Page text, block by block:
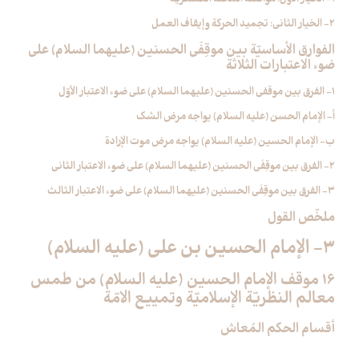
2- الخيار الثاني: تجميد الحركة وإيقاف العمل
الفوارق الأساسيّة بين موقِفَي الحسنين (عليهما السلام) على
ضوء الاعتبارات الثلاثة
1- الفرق بين موقفي الحسنين (عليهما السلام) على ضوء الاعتبار الأوّل
أ- الإمام الحسن (عليه السلام) يواجه مرض الشك
ب- الإمام الحسين (عليه السلام) يواجه مرض موت الإرادة
2- الفرق بين موقِفَي الحسنين (عليهما السلام) على ضوء الاعتبار الثاني
3- الفرق بين موقِفَي الحسنين (عليهما السلام) على ضوء الاعتبار الثالث
ملخّص القول
3- الإمام الحسين بن علي (عليه السلام)
16 موقف الإمام الحسين (عليه السلام) من طمس
معالم النظريّة الإسلاميّة وتمييع الامّة
أقسام الحكم المُعاش